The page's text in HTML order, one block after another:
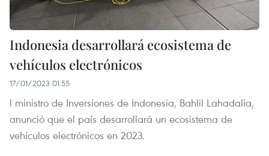
Indonesia desarrollará ecosistema de
vehículos electrónicos
17/01/2023 01:55
l ministro de Inversiones de Indonesia, Bahlil Lahadalia,
anunció que el país desarrollará un ecosistema de
vehículos electrónicos en 2023.